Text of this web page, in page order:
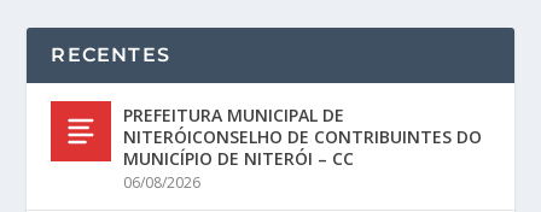
RECENTES
PREFEITURA MUNICIPAL DE
NITERÓICONSELHO DE CONTRIBUINTES DO
MUNICÍPIO DE NITERÓI – CC
06/08/2026